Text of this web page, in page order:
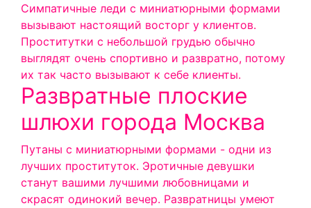
Симпатичные леди с миниатюрными формами
вызывают настоящий восторг у клиентов.
Проститутки с небольшой грудью обычно
выглядят очень спортивно и развратно, потому
их так часто вызывают к себе клиенты.
Развратные плоские
шлюхи города Москва
Путаны с миниатюрными формами - одни из
лучших проституток. Эротичные девушки
станут вашими лучшими любовницами и
скрасят одинокий вечер. Развратницы умеют